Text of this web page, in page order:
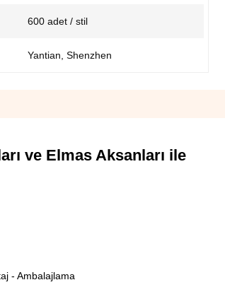
600 adet / stil
Yantian, Shenzhen
ve Elmas Aksanları ile
- Ambalajlama